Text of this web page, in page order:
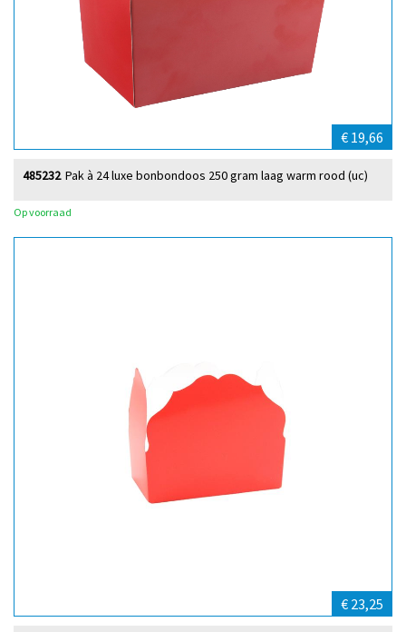
€ 19,66
Pak à 24 luxe bonbondoos 250 gram laag warm rood (uc)
485232
Op voorraad
€ 23,25